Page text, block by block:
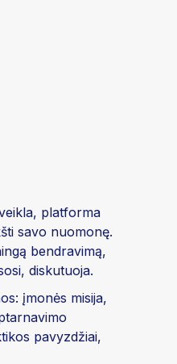
platforma
savo nuomonę.
bendravimą,
diskutuoja.
įmonės misija,
pavyzdžiai,